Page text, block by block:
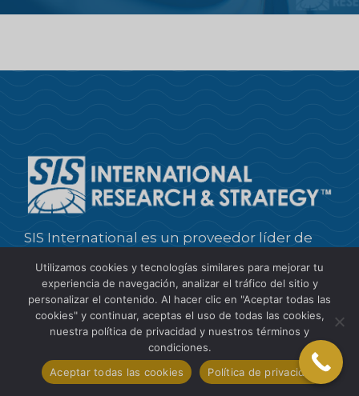
SIS International es un proveedor líder de
información sobre clientes, investigación de
mercado, recopilación y análisis de datos y
consultoría estratégica.
research2@sisinternational.com
Utilizamos cookies y tecnologías similares para mejorar tu
experiencia de navegación, analizar el tráfico del sitio y
personalizar el contenido. Al hacer clic en "Aceptar todas las
cookies" y continuar, aceptas el uso de todas las cookies,
nuestra política de privacidad y nuestros términos y
condiciones.
Aceptar todas las cookies
Política de privacidad